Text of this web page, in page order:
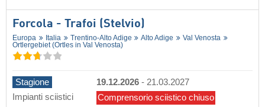
Forcola - Trafoi (Stelvio)
Europa Italia Trentino-Alto Adige Alto Adige
Val Venosta
Ortlergebiet (Ortles in Val Venosta)
Stagione 19.12.2026 - 21.03.2027
Impianti sciistici
Comprensorio sciistico chiuso